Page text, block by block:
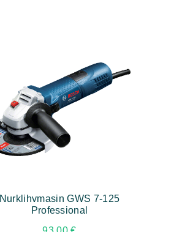
Nurklihvmasin GWS 7-125
Professional